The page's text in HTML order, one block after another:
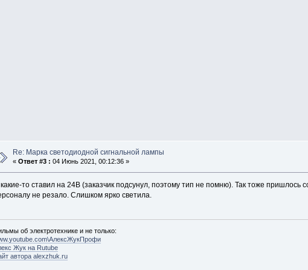
Re: Марка светодиодной сигнальной лампы
«Ответ #3 : 04 Июнь 2021, 00:12:36 »
то ставил на 24В (заказчик подсунул, поэтому тип не помню). Так тоже
не резало. Слишком ярко светила.
об электротехнике и не только:
Жук на Rutube
автора alexzhuk.ru